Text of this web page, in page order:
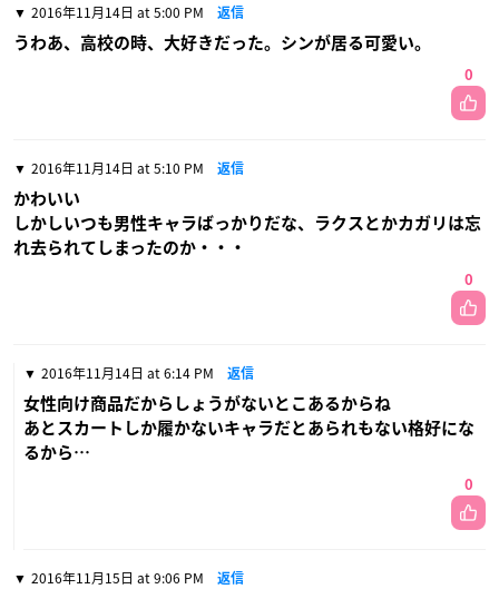
2016年11月14日 at 5:00 PM 返信
うわあ、高校の時、大好きだった。シンが居る可愛い。
0
2016年11月14日 at 5:10 PM 返信
かわいい
しかしいつも男性キャラばっかりだな、ラクスとかカガリは忘
れ去られてしまったのか・・・
0
2016年11月14日 at 6:14 PM 返信
女性向け商品だからしょうがないとこあるからね
あとスカートしか履かないキャラだとあられもない格好にな
るから…
0
2016年11月15日 at 9:06 PM 返信